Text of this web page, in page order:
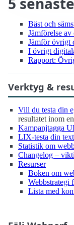
Bäst och
Jämförelse
Jämför övrigt
I övrigt
Rapport:
Verktyg &
Vill du testa din
resultatet inom
Kampanjtagga
LIX-testa din text
Statistik om
Changelog –
Resurser
Boken om
Webbstrategi
Lista med